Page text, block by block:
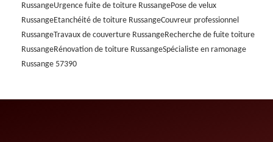
RussangeUrgence fuite de toiture RussangePose de velux
RussangeEtanchéité de toiture RussangeCouvreur professionnel
RussangeTravaux de couverture RussangeRecherche de fuite toiture
RussangeRénovation de toiture RussangeSpécialiste en ramonage
Russange 57390